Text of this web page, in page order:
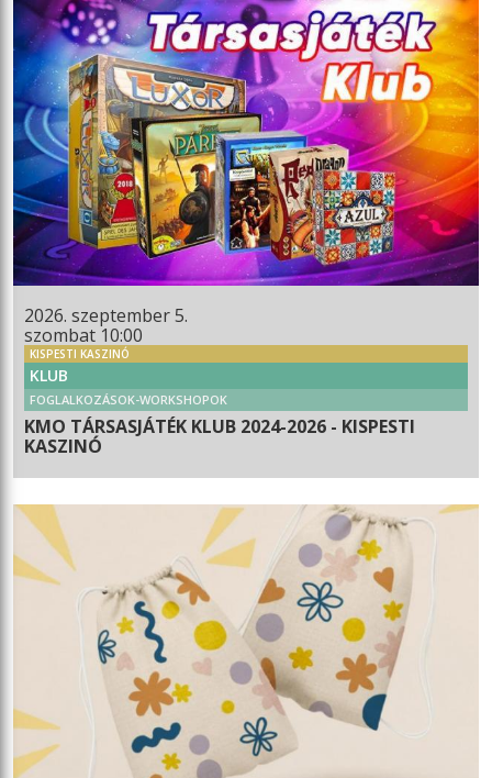
2026. szeptember 5.
szombat 10:00
KISPESTI KASZINÓ
KLUB
FOGLALKOZÁSOK-WORKSHOPOK
KMO TÁRSASJÁTÉK KLUB 2024-2026 - KISPESTI
KASZINÓ